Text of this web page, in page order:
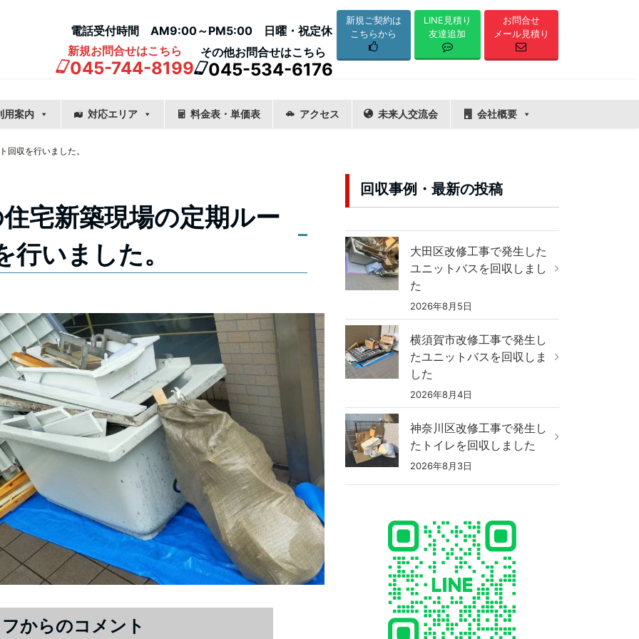
電話受付時間 AM9:00～PM5:00 日曜・祝定休
新規お問合せはこちら
045-744-8199
その他お問合せはこちら
045-534-6176
新規ご契約は
こちらから
LINE見積り
友達追加
お問合せ
メール見積り
用案内 対応エリア 料金表・単価表 アクセス 未来人交流会 会社概要
回収を行いました。
宅新築現場の定期ルー
行いました。
からのコメント
回収事例・最新の投稿
大田区改修工事で発生した
ユニットバスを回収しまし
た
2026年8月5日
横須賀市改修工事で発生し
たユニットバスを回収しま
した
2026年8月4日
神奈川区改修工事で発生し
たトイレを回収しました
2026年8月3日